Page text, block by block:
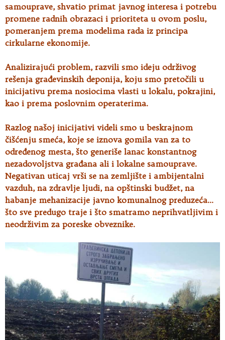
samouprave, shvatio primat javnog interesa i potrebu
promene radnih obrazaci i prioriteta u ovom poslu,
pomeranjem prema modelima rada iz principa
cirkularne ekonomije.
Analizirajući problem, razvili smo ideju održivog
rešenja građevinskih deponija, koju smo pretočili u
inicijativu prema nosiocima vlasti u lokalu, pokrajini,
kao i prema poslovnim operaterima.
Razlog našoj inicijativi videli smo u beskrajnom
čišćenju smeća, koje se iznova gomila van za to
određenog mesta, što generiše lanac konstantnog
nezadovoljstva građana ali i lokalne samouprave.
Negativan uticaj vrši se na zemljište i ambijentalni
vazduh, na zdravlje ljudi, na opštinski budžet, na
habanje mehanizacije javno komunalnog preduzeća…
što sve predugo traje i što smatramo neprihvatljivim i
neodrživim za poreske obveznike.